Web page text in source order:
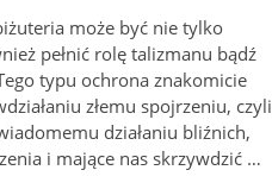
może być nie tylko
pełnić rolę talizmanu bądź
typu ochrona znakomicie
złemu spojrzeniu, czyli
działaniu bliźnich,
i mające nas skrzywdzić …